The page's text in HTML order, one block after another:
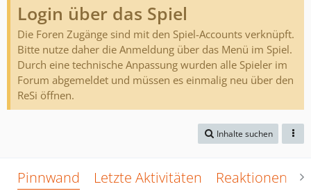
Login über das Spiel
Die Foren Zugänge sind mit den Spiel-Accounts verknüpft.
Bitte nutze daher die Anmeldung über das Menü im Spiel.
Durch eine technische Anpassung wurden alle Spieler im
Forum abgemeldet und müssen es einmalig neu über den
ReSi öffnen.
Inhalte suchen
Pinnwand Letzte Aktivitäten Reaktionen